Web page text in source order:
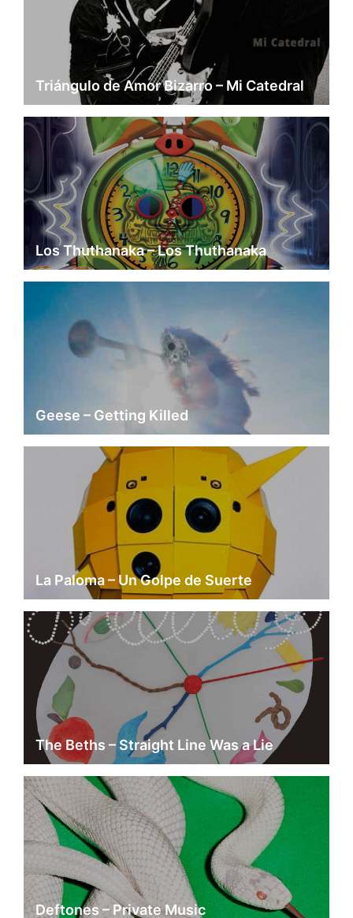
Triángulo de Amor Bizarro – Mi Catedral
Los Thuthanaka – Los Thuthanaka
Geese – Getting Killed
La Paloma – Un Golpe de Suerte
The Beths – Straight Line Was a Lie
Deftones – Private Music